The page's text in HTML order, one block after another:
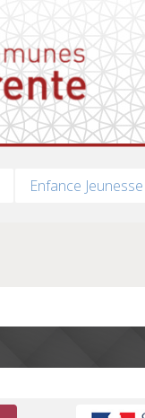
Enfance Jeunesse